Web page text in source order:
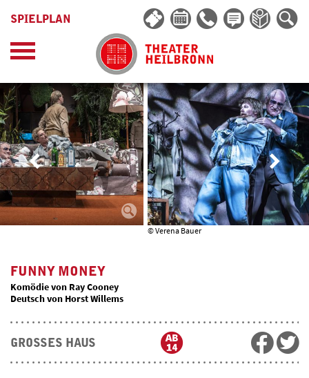
SPIELPLAN
© Verena Bauer
FUNNY MONEY
Komödie von Ray Cooney
Deutsch von Horst Willems
GROSSES HAUS